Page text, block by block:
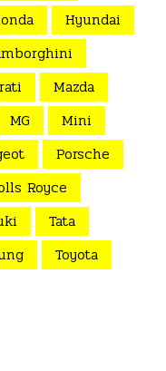
Hyundai
Mazda
MG
Mini
Porsche
Royce
Tata
Toyota